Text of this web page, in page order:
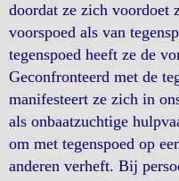
doordat ze zich voordoet
voorspoed als van
tegenspoed heeft ze de
Geconfronteerd met de
manifesteert ze zich in
als onbaatzuchtige
om met tegenspoed op
anderen verheft. Bij